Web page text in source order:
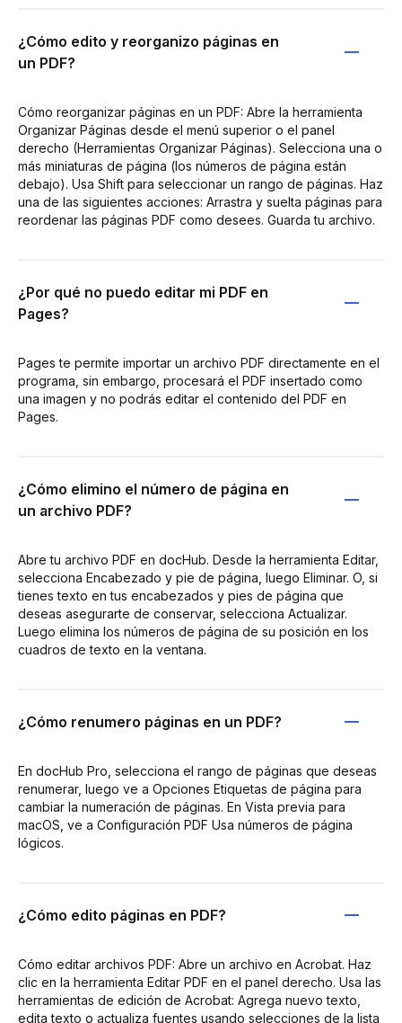
¿Cómo edito y reorganizo páginas en
un PDF?
Cómo reorganizar páginas en un PDF: Abre la herramienta
Organizar Páginas desde el menú superior o el panel
derecho (Herramientas Organizar Páginas). Selecciona una o
más miniaturas de página (los números de página están
debajo). Usa Shift para seleccionar un rango de páginas. Haz
una de las siguientes acciones: Arrastra y suelta páginas para
reordenar las páginas PDF como desees. Guarda tu archivo.
¿Por qué no puedo editar mi PDF en
Pages?
Pages te permite importar un archivo PDF directamente en el
programa, sin embargo, procesará el PDF insertado como
una imagen y no podrás editar el contenido del PDF en
Pages.
¿Cómo elimino el número de página en
un archivo PDF?
Abre tu archivo PDF en docHub. Desde la herramienta Editar,
selecciona Encabezado y pie de página, luego Eliminar. O, si
tienes texto en tus encabezados y pies de página que
deseas asegurarte de conservar, selecciona Actualizar.
Luego elimina los números de página de su posición en los
cuadros de texto en la ventana.
¿Cómo renumero páginas en un PDF?
En docHub Pro, selecciona el rango de páginas que deseas
renumerar, luego ve a Opciones Etiquetas de página para
cambiar la numeración de páginas. En Vista previa para
macOS, ve a Configuración PDF Usa números de página
lógicos.
¿Cómo edito páginas en PDF?
Cómo editar archivos PDF: Abre un archivo en Acrobat. Haz
clic en la herramienta Editar PDF en el panel derecho. Usa las
herramientas de edición de Acrobat: Agrega nuevo texto,
edita texto o actualiza fuentes usando selecciones de la lista